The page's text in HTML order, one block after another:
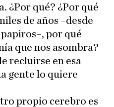
¿Por qué? ¿Por qué
de años –desde
por qué
que nos asombra?
recluirse en esa
gente lo quiere
propio cerebro es